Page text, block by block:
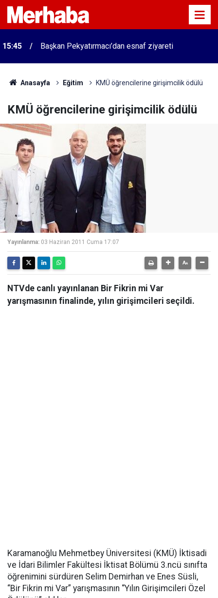
15:45 Başkan Pekyatırmacı’dan esnaf ziyareti
Anasayfa Eğitim KMÜ öğrencilerine girişimcilik ödülü
KMÜ öğrencilerine girişimcilik ödülü
Yayınlanma: 03 Haziran 2011 Cuma 17:07
NTVde canlı yayınlanan Bir Fikrin mi Var
yarışmasının finalinde, yılın girişimcileri seçildi.
Karamanoğlu Mehmetbey Üniversitesi (KMÜ) İktisadi
ve İdari Bilimler Fakültesi İktisat Bölümü 3.ncü sınıfta
öğrenimini sürdüren Selim Demirhan ve Enes Süsli,
“Bir Fikrin mi Var” yarışmasının “Yılın Girişimcileri Özel